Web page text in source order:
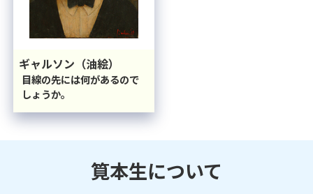
ギャルソン（油絵）
目線の先には何があるので
しょうか。
筧本生について